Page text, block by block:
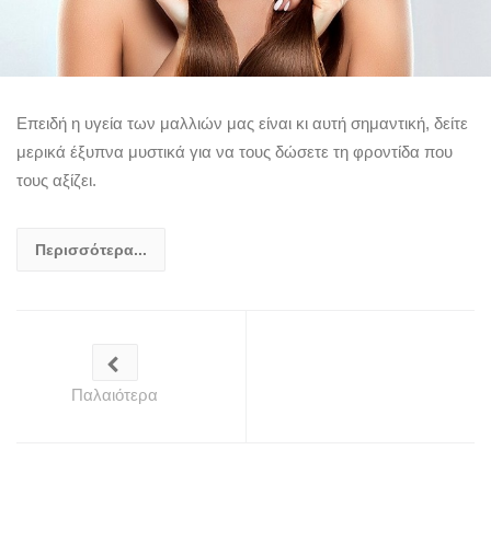
Επειδή η υγεία των μαλλιών μας είναι κι αυτή σημαντική, δείτε
μερικά έξυπνα μυστικά για να τους δώσετε τη φροντίδα που
τους αξίζει.
Περισσότερα...
Παλαιότερα